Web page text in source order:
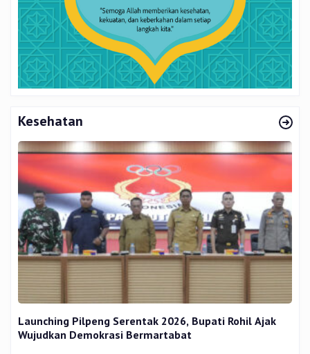
Kesehatan
Launching Pilpeng Serentak 2026, Bupati Rohil Ajak
Wujudkan Demokrasi Bermartabat